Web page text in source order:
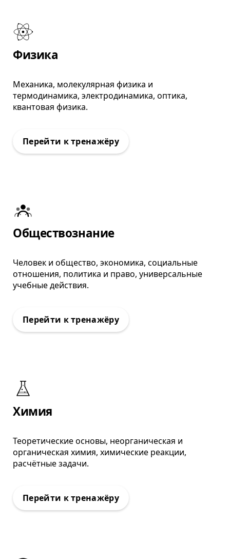
Физика
Механика, молекулярная физика и
термодинамика, электродинамика, оптика,
квантовая физика.
Обществознание: Тренажёр ВПР
Человек и общество, экономика, социальные
отношения, политика и право, универсальные
учебные действия.
Химия: Тренажёр ВПР
Теоретические основы, неорганическая и
органическая химия, химические реакции,
расчётные задачи.